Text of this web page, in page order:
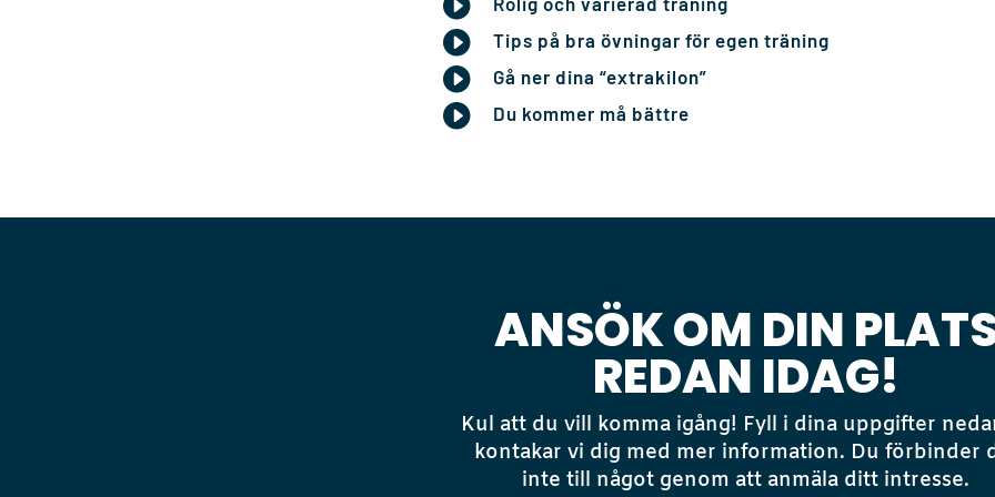
 Tips på bra övningar för egen träning
 Gå ner dina “extrakilon”
 Du kommer må bättre
ANSÖK OM DIN
REDAN IDAG!
Kul att du vill komma igång! Fyll i dina uppgifter
kontakar vi dig med mer information. Du förbinder
inte till något genom att anmäla ditt intresse.